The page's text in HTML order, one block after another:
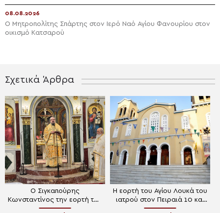
08.08.2026
Ο Μητροπολίτης Σπάρτης στον Ιερό Ναό Αγίου Φανουρίου στον
οικισμό Κατσαρού
Σχετικά Άρθρα
Ο Σιγκαπούρης
Κωνσταντίνος την εορτή του
Αγίου Λουκά στην
Η εορτή του Αγίου Λουκά του
ιατρού στον Πειραιά 10 και
11 Ιουνίου